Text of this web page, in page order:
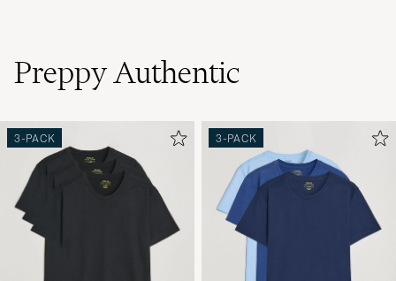
Preppy Authentic
3-PACK 3-PACK